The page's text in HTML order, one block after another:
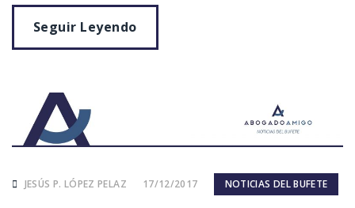
Seguir Leyendo
JESÚS P. LÓPEZ PELAZ 17/12/2017 NOTICIAS DEL BUFETE